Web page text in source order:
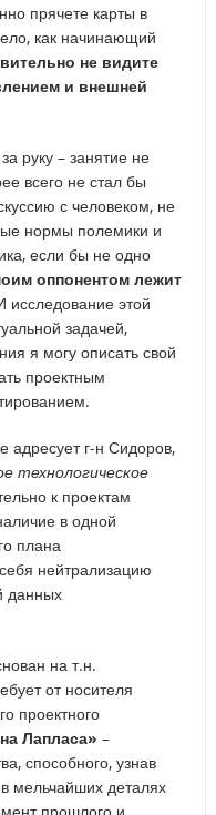
прячете карты в
как начинающий
не видите
и внешней
руку – занятие не
всего не стал бы
с человеком, не
нормы полемики и
если бы не одно
оппонентом лежит
исследование этой
задачей,
я могу описать свой
проектным
адресует г-н Сидоров,
технологическое
к проектам
в одной
плана
нейтрализацию
данных
на т.н.
от носителя
проектного
Лапласа» –
способного, узнав
мельчайших деталях